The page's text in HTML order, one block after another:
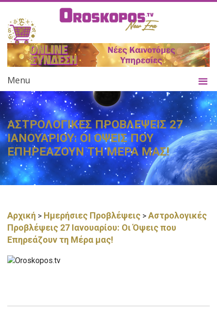
Menu
ΑΣΤΡΟΛΟΓΙΚΕΣ ΠΡΟΒΛΕΨΕΙΣ 27
ΙΑΝΟΥΑΡΙΟΥ: ΟΙ ΟΨΕΙΣ ΠΟΥ
ΕΠΗΡΕΑΖΟΥΝ ΤΗ ΜΕΡΑ ΜΑΣ!
Αρχική > Ημερήσιες Προβλέψεις > Αστρολογικές
Προβλέψεις 27 Ιανουαρίου: Οι Όψεις που
Επηρεάζουν τη Μέρα μας!